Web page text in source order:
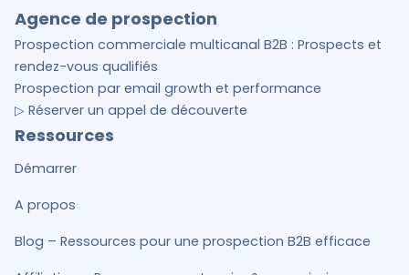
Agence de prospection
Prospection commerciale multicanal B2B : Prospects et
rendez-vous qualifiés
Prospection par email growth et performance
▷ Réserver un appel de découverte
Ressources
Démarrer
A propos
Blog – Ressources pour une prospection B2B efficace